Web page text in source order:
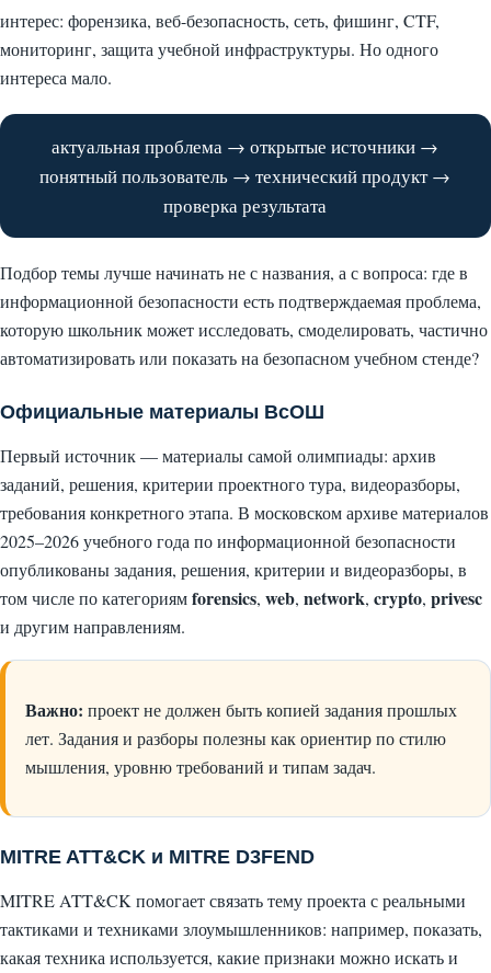
интерес: форензика, веб-безопасность, сеть, фишинг, CTF,
мониторинг, защита учебной инфраструктуры. Но одного
интереса мало.
актуальная проблема → открытые источники →
понятный пользователь → технический продукт →
проверка результата
Подбор темы лучше начинать не с названия, а с вопроса: где в
информационной безопасности есть подтверждаемая проблема,
которую школьник может исследовать, смоделировать, частично
автоматизировать или показать на безопасном учебном стенде?
Официальные материалы ВсОШ
Первый источник — материалы самой олимпиады: архив
заданий, решения, критерии проектного тура, видеоразборы,
требования конкретного этапа. В московском архиве материалов
2025–2026 учебного года по информационной безопасности
опубликованы задания, решения, критерии и видеоразборы, в
том числе по категориямforensics, web, network, crypto, privesc
и другим направлениям.
Важно: проект не должен быть копией задания прошлых
лет. Задания и разборы полезны как ориентир по стилю
мышления, уровню требований и типам задач.
MITRE ATT&CK и MITRE D3FEND
MITRE ATT&CK помогает связать тему проекта с реальными
тактиками и техниками злоумышленников: например, показать,
какая техника используется, какие признаки можно искать и